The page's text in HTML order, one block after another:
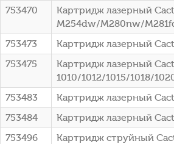
753470
Картридж лазерный
M254dw/M280nw/
753473
Картридж лазерный
753475
Картридж лазерный
1010/1012/1015/1018/
753483
Картридж лазерный
753484
Картридж лазерный
753496
Картридж струйный